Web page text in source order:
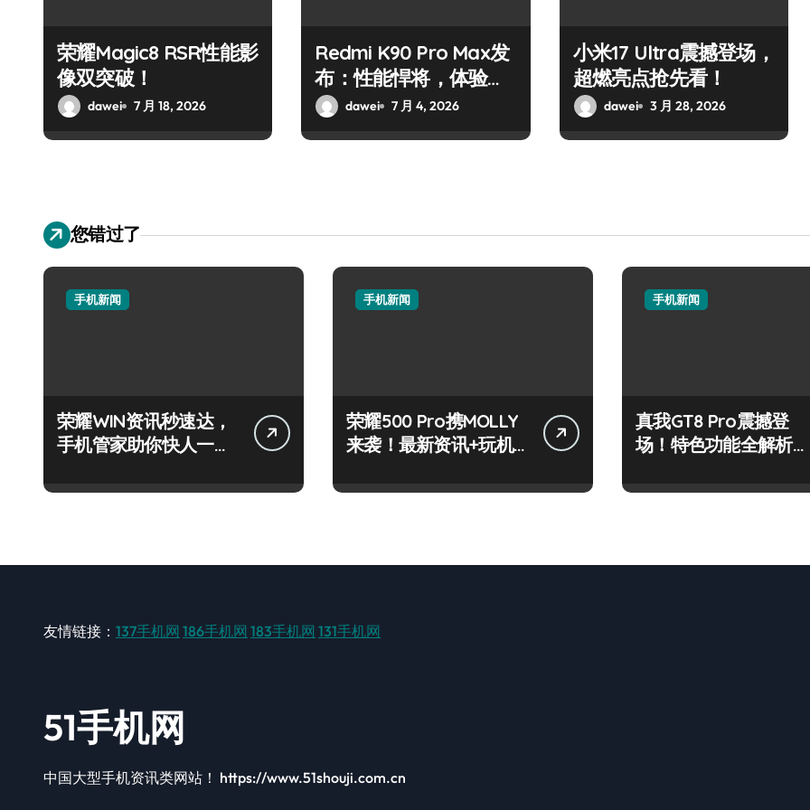
荣耀Magic8 RSR性能影
像双突破！
dawei 7 月 18, 2026
Redmi K90 Pro Max发
布：性能悍将，体验巅
峰！dawei 7 月 4, 2026
小米17 Ultra震撼登场，
超燃亮点抢先看！
dawei 3 月 28, 2026
您错过了
手机新闻
荣耀WIN资讯秒速达，
手机管家助你快人一步
手机新闻
荣耀500 Pro携MOLLY
来袭！最新资讯+玩机
手机新闻
真我GT8 Pro震撼登
场！特色功能全解析，
友情链接： 137手机网 186手机网 183手机网 131手机网
51手机网
中国大型手机资讯类网站！ https://www.51shouji.com.cn